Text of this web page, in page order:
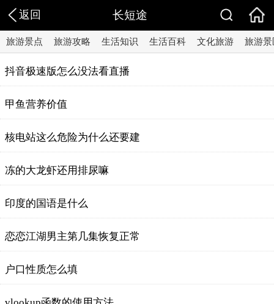
返回 长短途
旅游景点 旅游攻略 生活知识 生活百科 文化旅游 旅游景
抖音极速版怎么没法看直播
甲鱼营养价值
核电站这么危险为什么还要建
冻的大龙虾还用排尿嘛
印度的国语是什么
恋恋江湖男主第几集恢复正常
户口性质怎么填